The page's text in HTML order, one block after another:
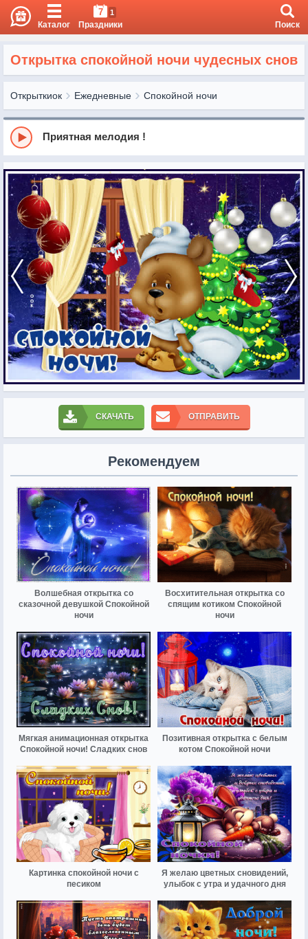
Каталог
7 1
Праздники Поиск
Открытка спокойной ночи чудесных снов
Открыткиок Ежедневные Спокойной ночи
Приятная мелодия !
СКАЧАТЬ ОТПРАВИТЬ
Рекомендуем
Волшебная открытка со
сказочной девушкой Спокойной
ночи
Восхитительная открытка со
спящим котиком Спокойной
ночи
Мягкая анимационная открытка
Спокойной ночи! Сладких снов
Позитивная открытка с белым
котом Спокойной ночи
Картинка спокойной ночи с
песиком
Я желаю цветных сновидений,
улыбок с утра и удачного дня